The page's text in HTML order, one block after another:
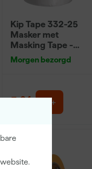
Kip Tape 332-25
Masker met
Masking Tape -
0,55 x 33m
Morgen bezorgd
5,24